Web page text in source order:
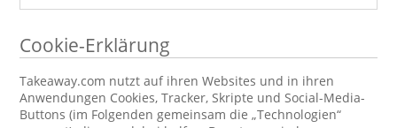
Cookie-Erklärung
Takeaway.com nutzt auf ihren Websites und in ihren
Anwendungen Cookies, Tracker, Skripte und Social-Media-
Buttons (im Folgenden gemeinsam die „Technologien“